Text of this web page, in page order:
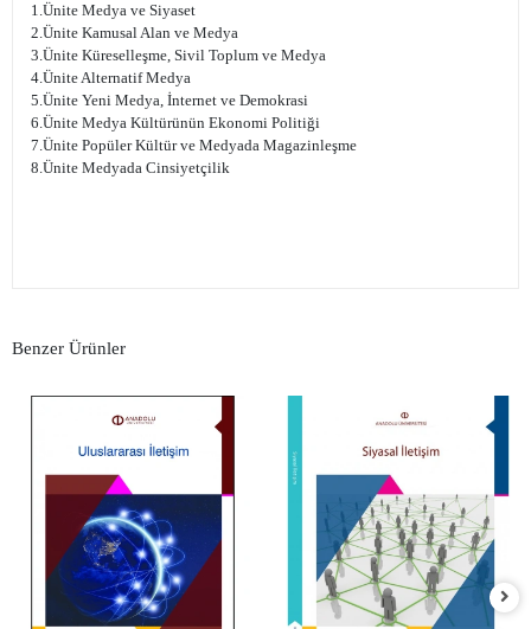
1.Ünite Medya ve Siyaset
2.Ünite Kamusal Alan ve Medya
3.Ünite Küreselleşme, Sivil Toplum ve Medya
4.Ünite Alternatif Medya
5.Ünite Yeni Medya, İnternet ve Demokrasi
6.Ünite Medya Kültürünün Ekonomi Politiği
7.Ünite Popüler Kültür ve Medyada Magazinleşme
8.Ünite Medyada Cinsiyetçilik
Benzer Ürünler